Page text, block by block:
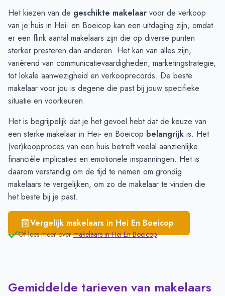
Hei- en Boeicop
€ 5.188
Leerdam
€ 4.829
Ameide
€ 4.766
Schoonrewoerd
€ 4.630
Vianen
€ 4.609
Zijderveld
€ 4.227
Het kiezen van de geschikte makelaar voor de verkoop
van je huis in Hei- en Boeicop kan een uitdaging zijn, omdat
er een flink aantal makelaars zijn die op diverse punten
sterker presteren dan anderen. Het kan van alles zijn,
variërend van communicatievaardigheden, marketingstrategie,
tot lokale aanwezigheid en verkooprecords. De beste
makelaar voor jou is degene die past bij jouw specifieke
situatie en voorkeuren.
Het is begrijpelijk dat je het gevoel hebt dat de keuze van
een sterke makelaar in Hei- en Boeicop belangrijk is. Het
(ver)koopproces van een huis betreft veelal aanzienlijke
financiële implicaties en emotionele inspanningen. Het is
daarom verstandig om de tijd te nemen om grondig
makelaars te vergelijken, om zo de makelaar te vinden die
het beste bij je past.
Vergelijk makelaars in Hei En Boeicop
Of lees meer over makelaars inHei En Boeicop
Gemiddelde tarieven van makelaars